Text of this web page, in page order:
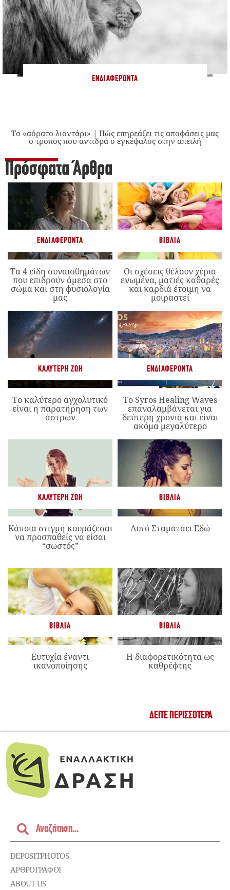
ΕΝΔΙΑΦΈΡΟΝΤΑ
Το «αόρατο λιοντάρι» | Πώς επηρεάζει τις αποφάσεις μας
ο τρόπος που αντιδρά ο εγκέφαλος στην απειλή
Πρόσφατα Άρθρα
ΕΝΔΙΑΦΈΡΟΝΤΑ
Τα 4 είδη συναισθημάτων
που επιδρούν άμεσα στο
σώμα και στη φυσιολογία
μας
ΒΙΒΛΊΑ
Οι σχέσεις θέλουν χέρια
ενωμένα, ματιές καθαρές
και καρδιά έτοιμη να
μοιραστεί
ΚΑΛΎΤΕΡΗ ΖΩΉ
Το καλύτερο αγχολυτικό
είναι η παρατήρηση των
άστρων
ΕΝΔΙΑΦΈΡΟΝΤΑ
Το Syros Healing Waves
επαναλαμβάνεται για
δεύτερη χρονιά και είναι
ακόμα μεγαλύτερο
ΚΑΛΎΤΕΡΗ ΖΩΉ
Κάποια στιγμή κουράζεσαι
να προσπαθείς να είσαι
“σωστός”
ΒΙΒΛΊΑ
Αυτό Σταματάει Εδώ
ΒΙΒΛΊΑ
Ευτυχία έναντι
ικανοποίησης
ΒΙΒΛΊΑ
Η διαφορετικότητα ως
καθρέφτης
ΔΕΊΤΕ ΠΕΡΙΣΣΌΤΕΡΑ
DEPOSITPHOTOS
ΑΡΘΡΟΓΡΑΦΟΙ
ABOUT US